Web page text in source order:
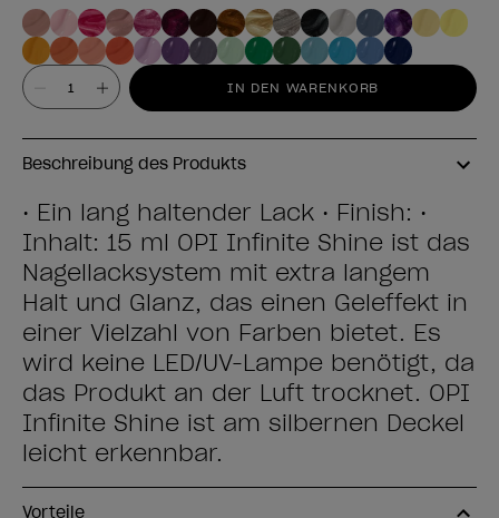
Wert IN DEN WARENKORB
Beschreibung des Produkts
• Ein lang haltender Lack • Finish: •
Inhalt: 15 ml OPI Infinite Shine ist das
Nagellacksystem mit extra langem
Halt und Glanz, das einen Geleffekt in
einer Vielzahl von Farben bietet. Es
wird keine LED/UV-Lampe benötigt, da
das Produkt an der Luft trocknet. OPI
Infinite Shine ist am silbernen Deckel
leicht erkennbar.
Vorteile